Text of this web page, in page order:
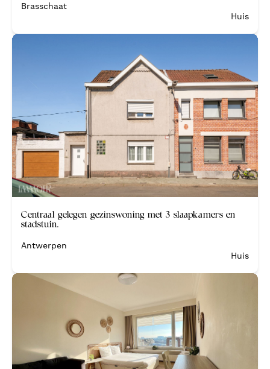
Brasschaat
Huis
Centraal gelegen gezinswoning met 3 slaapkamers en
stadstuin.
Antwerpen
Huis